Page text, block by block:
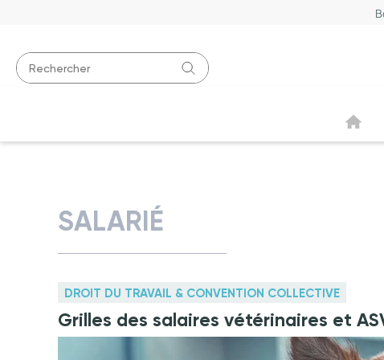
SALARIÉ
DROIT DU TRAVAIL & CONVENTION COLLECTIVE
Grilles des salaires vétérinaires et